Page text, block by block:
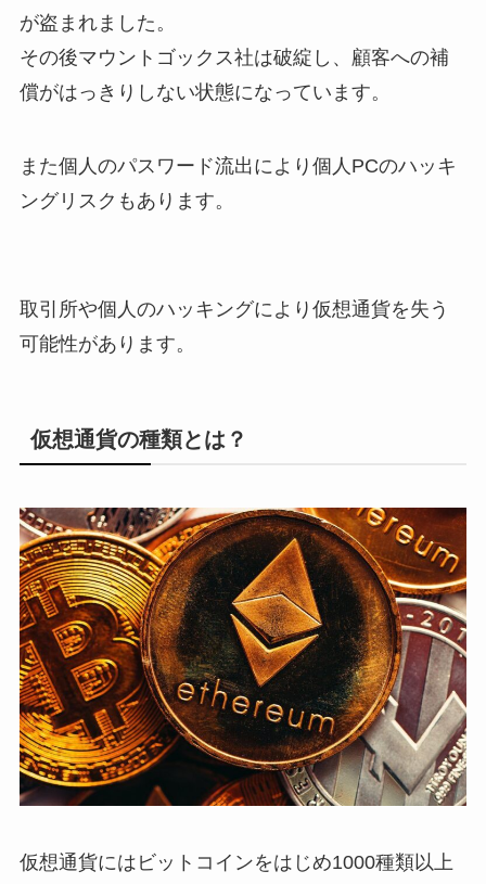
が盗まれました。
その後マウントゴックス社は破綻し、顧客への補
償がはっきりしない状態になっています。
また個人のパスワード流出により個人PCのハッキ
ングリスクもあります。
取引所や個人のハッキングにより仮想通貨を失う
可能性があります。
仮想通貨の種類とは？
仮想通貨にはビットコインをはじめ1000種類以上